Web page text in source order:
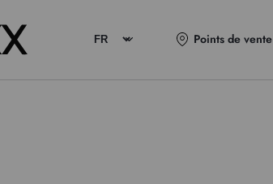
Points de vente